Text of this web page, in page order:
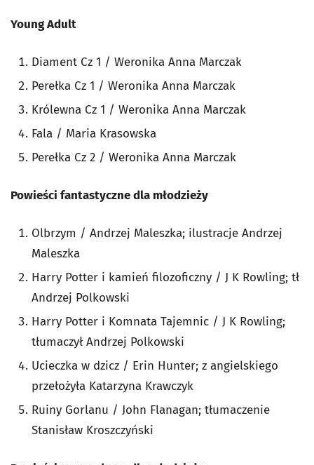
Young Adult
Diament Cz 1 / Weronika Anna Marczak
Perełka Cz 1 / Weronika Anna Marczak
Królewna Cz 1 / Weronika Anna Marczak
Fala / Maria Krasowska
Perełka Cz 2 / Weronika Anna Marczak
Powieści fantastyczne dla młodzieży
Olbrzym / Andrzej Maleszka; ilustracje Andrzej
Maleszka
Harry Potter i kamień filozoficzny / J K Rowling; tł
Andrzej Polkowski
Harry Potter i Komnata Tajemnic / J K Rowling;
tłumaczył Andrzej Polkowski
Ucieczka w dzicz / Erin Hunter; z angielskiego
przełożyła Katarzyna Krawczyk
Ruiny Gorlanu / John Flanagan; tłumaczenie
Stanisław Kroszczyński